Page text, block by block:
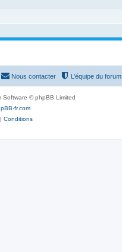
L’équipe du forum
Nous contacter
Software © phpBB Limited
fr.com
| Conditions